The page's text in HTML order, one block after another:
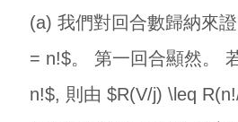
(a) 我們對回合數歸納來
= n!$。 第一回合顯然。
n!$, 則由 $R(V/j) \leq